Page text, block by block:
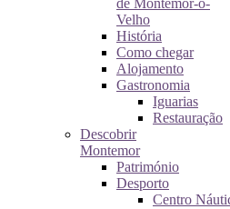
de Montemor-o-
Velho
História
Como chegar
Alojamento
Gastronomia
Iguarias
Restauração
Descobrir
Montemor
Património
Desporto
Centro